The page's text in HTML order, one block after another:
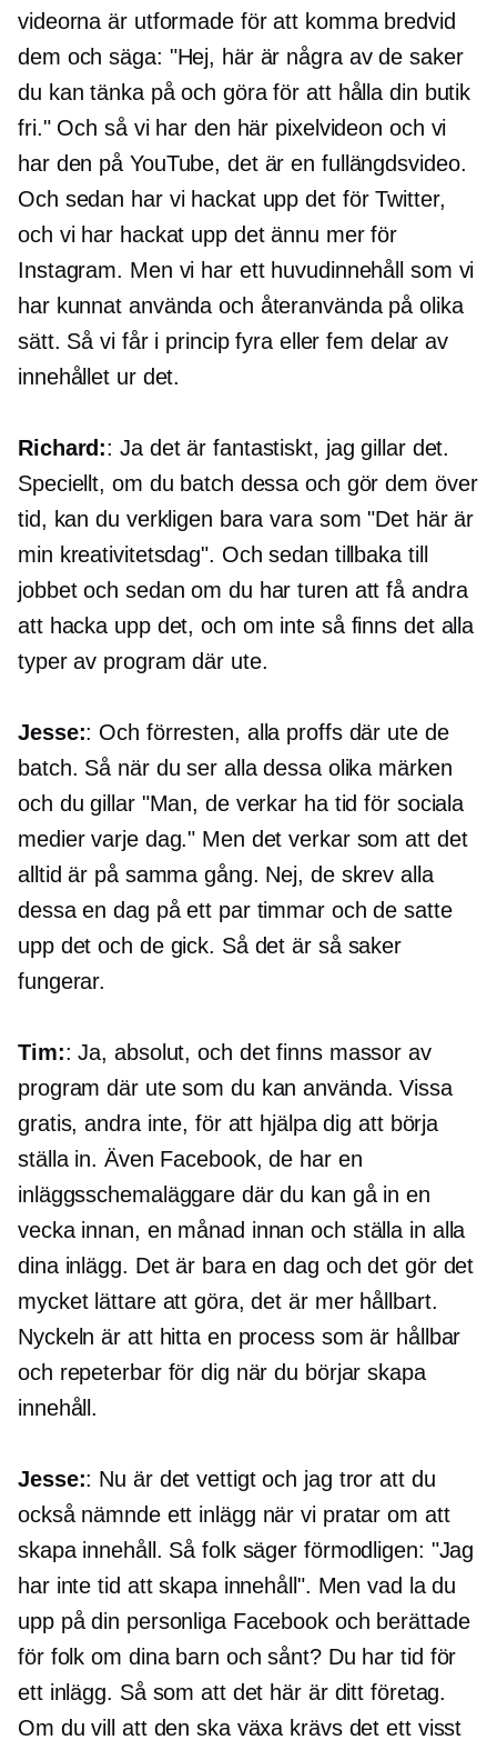
videorna är utformade för att komma bredvid
dem och säga: "Hej, här är några av de saker
du kan tänka på och göra för att hålla din butik
fri." Och så vi har den här pixelvideon och vi
har den på YouTube, det är en fullängdsvideo.
Och sedan har vi hackat upp det för Twitter,
och vi har hackat upp det ännu mer för
Instagram. Men vi har ett huvudinnehåll som vi
har kunnat använda och återanvända på olika
sätt. Så vi får i princip fyra eller fem delar av
innehållet ur det.
Richard:: Ja det är fantastiskt, jag gillar det.
Speciellt, om du batch dessa och gör dem över
tid, kan du verkligen bara vara som "Det här är
min kreativitetsdag". Och sedan tillbaka till
jobbet och sedan om du har turen att få andra
att hacka upp det, och om inte så finns det alla
typer av program där ute.
Jesse:: Och förresten, alla proffs där ute de
batch. Så när du ser alla dessa olika märken
och du gillar "Man, de verkar ha tid för sociala
medier varje dag." Men det verkar som att det
alltid är på samma gång. Nej, de skrev alla
dessa en dag på ett par timmar och de satte
upp det och de gick. Så det är så saker
fungerar.
Tim:: Ja, absolut, och det finns massor av
program där ute som du kan använda. Vissa
gratis, andra inte, för att hjälpa dig att börja
ställa in. Även Facebook, de har en
inläggsschemaläggare där du kan gå in en
vecka innan, en månad innan och ställa in alla
dina inlägg. Det är bara en dag och det gör det
mycket lättare att göra, det är mer hållbart.
Nyckeln är att hitta en process som är hållbar
och repeterbar för dig när du börjar skapa
innehåll.
Jesse:: Nu är det vettigt och jag tror att du
också nämnde ett inlägg när vi pratar om att
skapa innehåll. Så folk säger förmodligen: "Jag
har inte tid att skapa innehåll". Men vad la du
upp på din personliga Facebook och berättade
för folk om dina barn och sånt? Du har tid för
ett inlägg. Så som att det här är ditt företag.
Om du vill att den ska växa krävs det ett visst